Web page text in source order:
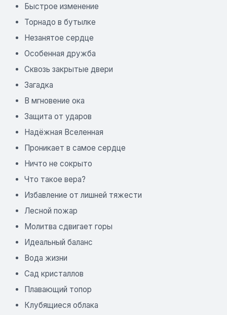
Быстрое изменение
Торнадо в бутылке
Незанятое сердце
Особенная дружба
Сквозь закрытые двери
Загадка
В мгновение ока
Защита от ударов
Надёжная Вселенная
Проникает в самое сердце
Ничто не сокрыто
Что такое вера?
Избавление от лишней тяжести
Лесной пожар
Молитва сдвигает горы
Идеальный баланс
Вода жизни
Сад кристаллов
Плавающий топор
Клубящиеся облака